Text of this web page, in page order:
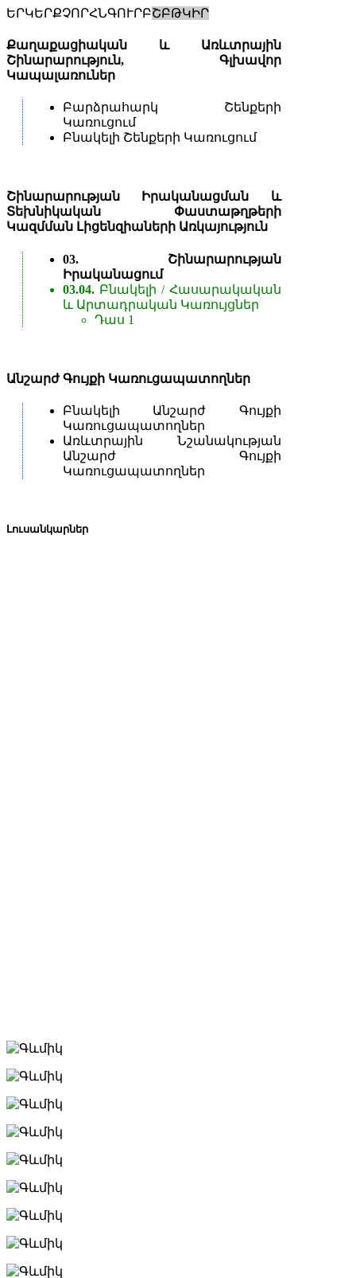
ԵՐԿԵՐՔՉՈՐՀՆԳՈՒՐԲՇԲԹԿԻՐ
Քաղաքացիական և Առևտրային
Շինարարություն, Գլխավոր
Կապալառուներ
Բարձրահարկ Շենքերի
Կառուցում
Բնակելի Շենքերի Կառուցում
Շինարարության Իրականացման և
Տեխնիկական Փաստաթղթերի
Կազմման Լիցենզիաների Առկայություն
03. Շինարարության
Իրականացում
03.04. Բնակելի / Հասարակական
և Արտադրական Կառույցներ
Դաս 1
Անշարժ Գույքի Կառուցապատողներ
Բնակելի Անշարժ Գույքի
Կառուցապատողներ
Առևտրային Նշանակության
Անշարժ Գույքի
Կառուցապատողներ
Լուսանկարներ